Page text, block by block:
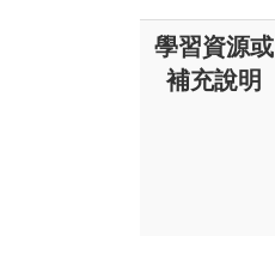
學習資源或
補充說明